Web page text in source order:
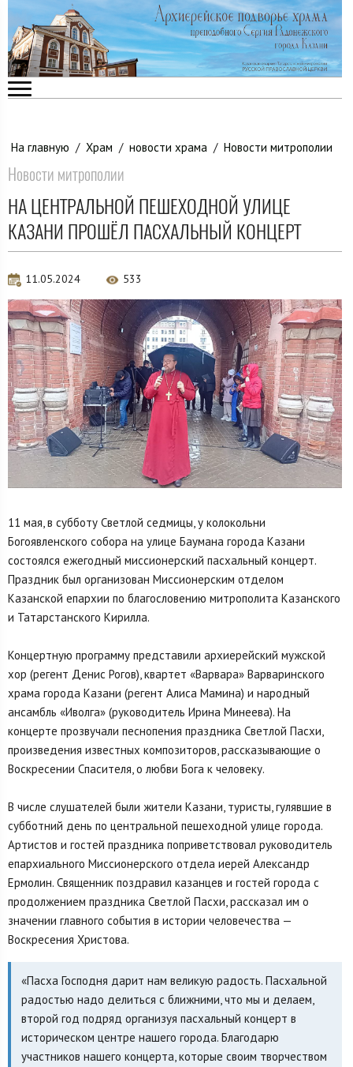
На главную / Храм / новости храма / Новости митрополии
Новости митрополии
НА ЦЕНТРАЛЬНОЙ ПЕШЕХОДНОЙ УЛИЦЕ
КАЗАНИ ПРОШЁЛ ПАСХАЛЬНЫЙ КОНЦЕРТ
11.05.2024 533
11 мая, в субботу Светлой седмицы, у колокольни
Богоявленского собора на улице Баумана города Казани
состоялся ежегодный миссионерский пасхальный концерт.
Праздник был организован Миссионерским отделом
Казанской епархии по благословению митрополита Казанского
и Татарстанского Кирилла.
Концертную программу представили архиерейский мужской
хор (регент Денис Рогов), квартет «Варвара» Варваринского
храма города Казани (регент Алиса Мамина) и народный
ансамбль «Иволга» (руководитель Ирина Минеева). На
концерте прозвучали песнопения праздника Светлой Пасхи,
произведения известных композиторов, рассказывающие о
Воскресении Спасителя, о любви Бога к человеку.
В числе слушателей были жители Казани, туристы, гулявшие в
субботний день по центральной пешеходной улице города.
Артистов и гостей праздника поприветствовал руководитель
епархиального Миссионерского отдела иерей Александр
Ермолин. Священник поздравил казанцев и гостей города с
продолжением праздника Светлой Пасхи, рассказал им о
значении главного события в истории человечества —
Воскресения Христова.
«Пасха Господня дарит нам великую радость. Пасхальной
радостью надо делиться с ближними, что мы и делаем,
второй год подряд организуя пасхальный концерт в
историческом центре нашего города. Благодарю
участников нашего концерта, которые своим творчеством